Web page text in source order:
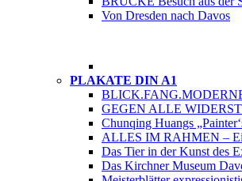
Von Dresden nach Davos
PLAKATE DIN A1
GEGEN ALLE
Chunqing Huangs
ALLES IM RAHMEN –
Das Tier in der Kunst des
Das Kirchner Museum